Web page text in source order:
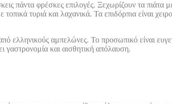
πάντα φρέσκες επιλογές. Ξεχωρίζουν τα πιάτα
τυριά και λαχανικά. Τα επιδόρπια είναι
ελληνικούς αμπελώνες. Το προσωπικό είναι
γαστρονομία και αισθητική απόλαυση.